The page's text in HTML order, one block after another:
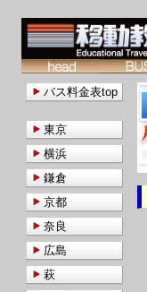
バス料金表top
東京
横浜
鎌倉
京都
奈良
広島
萩